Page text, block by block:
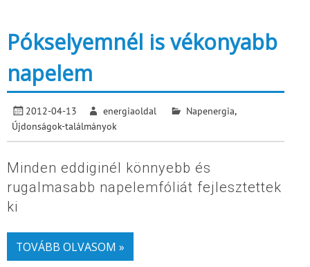
Pókselyemnél is vékonyabb
napelem
2012-04-13 energiaoldal Napenergia,
Újdonságok-találmányok
Minden eddiginél könnyebb és
rugalmasabb napelemfóliát fejlesztettek
ki
TOVÁBB OLVASOM »